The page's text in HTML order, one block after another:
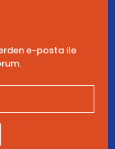
e-posta ile